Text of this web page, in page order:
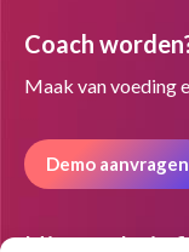
opens
in
window
opens
in
window
opens
in
window
Coach
Maak van voeding
Demo aanvragen
Nieuwsbrief